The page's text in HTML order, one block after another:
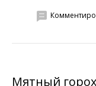
Мятный